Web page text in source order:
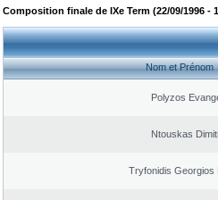
Composition finale de IXe Term (22/09/1996 -
Nom et Prénom
Polyzos
Ntouskas
Tryfonidis Georgios